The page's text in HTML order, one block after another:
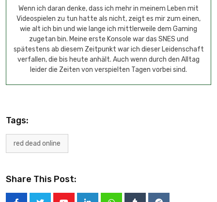
Wenn ich daran denke, dass ich mehr in meinem Leben mit
Videospielen zu tun hatte als nicht, zeigt es mir zum einen,
wie alt ich bin und wie lange ich mittlerweile dem Gaming
zugetan bin. Meine erste Konsole war das SNES und
spätestens ab diesem Zeitpunkt war ich dieser Leidenschaft
verfallen, die bis heute anhält. Auch wenn durch den Alltag
leider die Zeiten von verspielten Tagen vorbei sind.
Tags:
red dead online
Share This Post: